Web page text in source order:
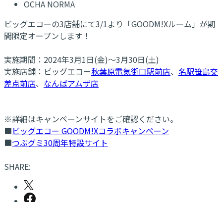
OCHA NORMA
ビッグエコーの3店舗にて3/1より「GOODM!Xルーム」が期
間限定オープンします！
実施期間：2024年3月1日(金)～3月30日(土)
実施店舗：ビッグエコー秋葉原電気街口駅前店、 名駅笹島交
差点前店、 なんばアムザ店
※詳細はキャンペーンサイトをご確認ください。
■ビッグエコー GOODM!Xコラボキャンペーン
■つぶグミ30周年特設サイト
SHARE: